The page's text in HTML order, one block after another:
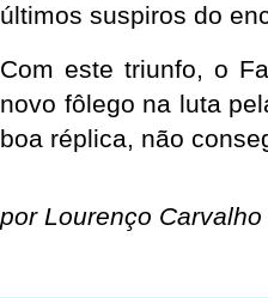
últimos suspiros do
Com este triunfo, o
novo fôlego na luta
boa réplica, não
por Lourenço Carvalho